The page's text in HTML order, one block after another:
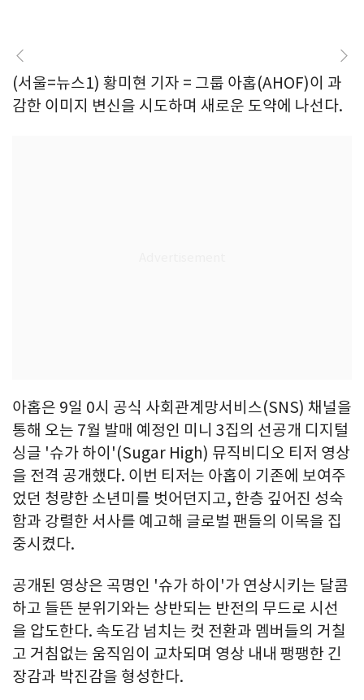
(서울=뉴스1) 황미현 기자 = 그룹 아홉(AHOF)이 과
감한 이미지 변신을 시도하며 새로운 도약에 나선다.
아홉은 9일 0시 공식 사회관계망서비스(SNS) 채널을
통해 오는 7월 발매 예정인 미니 3집의 선공개 디지털
싱글 '슈가 하이'(Sugar High) 뮤직비디오 티저 영상
을 전격 공개했다. 이번 티저는 아홉이 기존에 보여주
었던 청량한 소년미를 벗어던지고, 한층 깊어진 성숙
함과 강렬한 서사를 예고해 글로벌 팬들의 이목을 집
중시켰다.
공개된 영상은 곡명인 '슈가 하이'가 연상시키는 달콤
하고 들뜬 분위기와는 상반되는 반전의 무드로 시선
을 압도한다. 속도감 넘치는 컷 전환과 멤버들의 거칠
고 거침없는 움직임이 교차되며 영상 내내 팽팽한 긴
장감과 박진감을 형성한다.